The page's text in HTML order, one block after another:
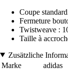
Coupe
Fermeture
Twistweave :
Taille à
Zusätzliche
Marke
adidas